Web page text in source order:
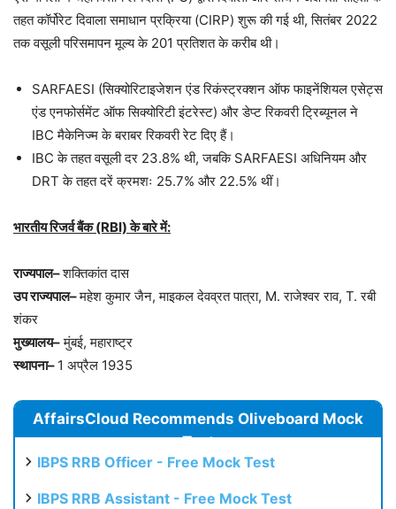
तहत कॉर्पोरेट दिवाला समाधान प्रक्रिया (CIRP) शुरू की गई थी, सितंबर 2022
तक वसूली परिसमापन मूल्य के 201 प्रतिशत के करीब थी।
SARFAESI (सिक्योरिटाइजेशन एंड रिकंस्ट्रक्शन ऑफ फाइनेंशियल एसेट्स
एंड एनफोर्समेंट ऑफ सिक्योरिटी इंटरेस्ट) और डेप्ट रिकवरी ट्रिब्यूनल ने
IBC मैकेनिज्म के बराबर रिकवरी रेट दिए हैं।
IBC के तहत वसूली दर 23.8% थी, जबकि SARFAESI अधिनियम और
DRT के तहत दरें क्रमशः 25.7% और 22.5% थीं।
भारतीय रिजर्व बैंक (RBI) के बारे में:
राज्यपाल–शक्तिकांत दास
उप राज्यपाल–महेश कुमार जैन, माइकल देवव्रत पात्रा, M. राजेश्वर राव, T. रबी
शंकर
मुख्यालय–मुंबई, महाराष्ट्र
स्थापना– 1 अप्रैल 1935
AffairsCloud Recommends Oliveboard Mock
Test
IBPS RRB Officer - Free Mock Test
IBPS RRB Assistant - Free Mock Test